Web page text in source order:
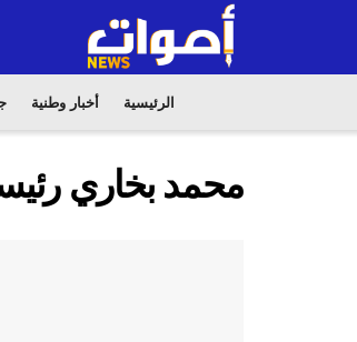
الرئيسية أخبار وطنية
محمد بخاري رئيسا